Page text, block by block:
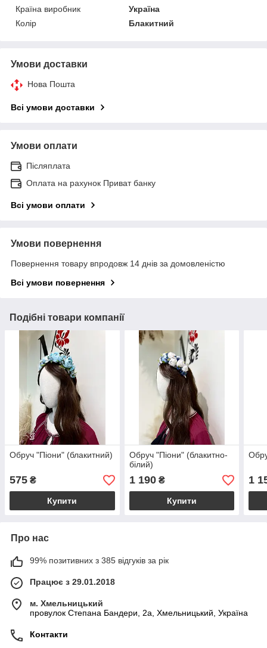
Країна виробник
Україна
Колір
Блакитний
Умови доставки
Нова Пошта
Всі умови доставки
Умови оплати
Післяплата
Оплата на рахунок Приват банку
Всі умови оплати
Умови повернення
Повернення товару впродовж 14 днів за домовленістю
Всі умови повернення
Подібні товари компанії
Обруч "Піони" (блакитний)
575 ₴
Купити
Обруч "Піони" (блакитно-
білий)
1 190₴
Купити
1
Про нас
99% позитивних з 385 відгуків за рік
Працює з 29.01.2018
м. Хмельницький
провулок Степана Бандери, 2a, Хмельницький, Україна
Контакти